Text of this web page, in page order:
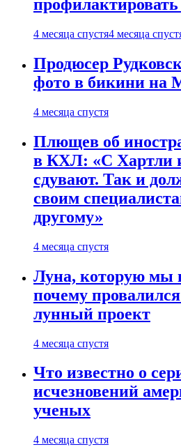
4 месяца спустя4 месяца
Продюсер
фото в бикини на
4 месяца спустя
Плющев об
в КХЛ: «С Хартли
сдувают. Так и
своим
другому»
4 месяца спустя
Луна, которую мы
почему
лунный проект
4 месяца спустя
Что известно о
исчезновений
ученых
4 месяца спустя